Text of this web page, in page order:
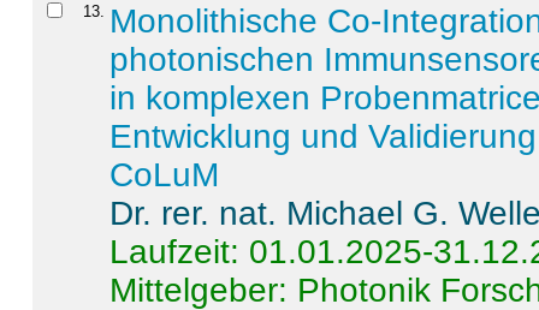
13
Monolithische Co-
photonischen
in komplexen
Entwicklung und
CoLuM
Dr. rer. nat. Michael G.
Laufzeit: 01.01.2025-
Mittelgeber: Photonik